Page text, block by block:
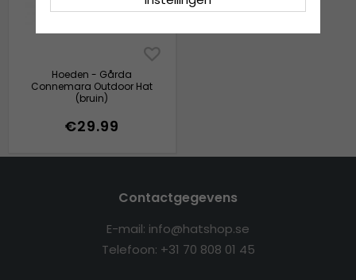
Hoeden - Gårda
Connemara Outdoor Hat
(bruin)
€29.99
Contactgegevens
E-mail: info@hatshop.se
Telefoon: +31 70 808 01 45